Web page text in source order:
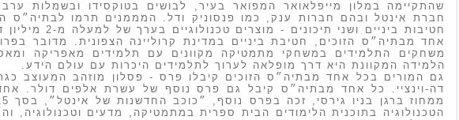
שהתקיימה במלון מייפלאואר המפואר בעיר, לבושים בטוקסידו ובשמלות
חברת אינטל ובהם חברות ענק, כמו פנסוניק ודל. המממנים תרמו לבתיה״ס
חטיבות ביניים
אחד מבתיה״ס הזוכים, חטיבת ביניים במדינת קרוליינה הצפונית. מדובר
משחקים התלמידים במשחקי מתמטיקה מקוונים עם תלמידים מאפריקה
הלמידה המקוונת היא דרך מופלאה לערוך לתלמידים היכרות עם עולם הידע.
גם המורים בכל אחד מבתיה״ס הזוכים קיבלו פרס - פסלון מוזהב המעוצב
דה-וינציי. כל אחד מבתיה״ס קיבל גם פרס נוסף של עשרת אלפים דולר.
הטכנולוגיה בתוכנית הלימודים הבית ספרית במתמטיקה, מדעים וטכנולוגיה,